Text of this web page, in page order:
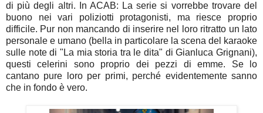
di più degli altri. In ACAB: La serie si vorrebbe trovare del
buono nei vari poliziotti protagonisti, ma riesce proprio
difficile. Pur non mancando di inserire nel loro ritratto un lato
personale e umano (bella in particolare la scena del karaoke
sulle note di "La mia storia tra le dita" di Gianluca Grignani),
questi celerini sono proprio dei pezzi di emme. Se lo
cantano pure loro per primi, perché evidentemente sanno
che in fondo è vero.